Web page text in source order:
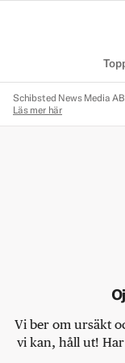
Schibsted News Media
Läs mer här
Vi ber om ursäkt
vi kan, håll ut!